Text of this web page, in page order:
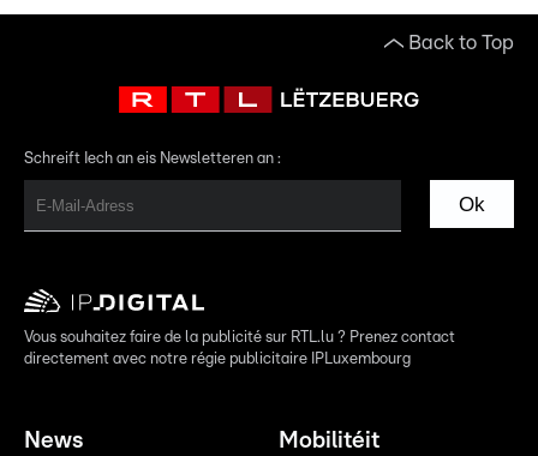
Back to Top
Schreift Iech an eis Newsletteren an :
Ok
Vous souhaitez faire de la publicité sur RTL.lu ? Prenez contact
directement avec notre régie publicitaire IPLuxembourg
News Mobilitéit